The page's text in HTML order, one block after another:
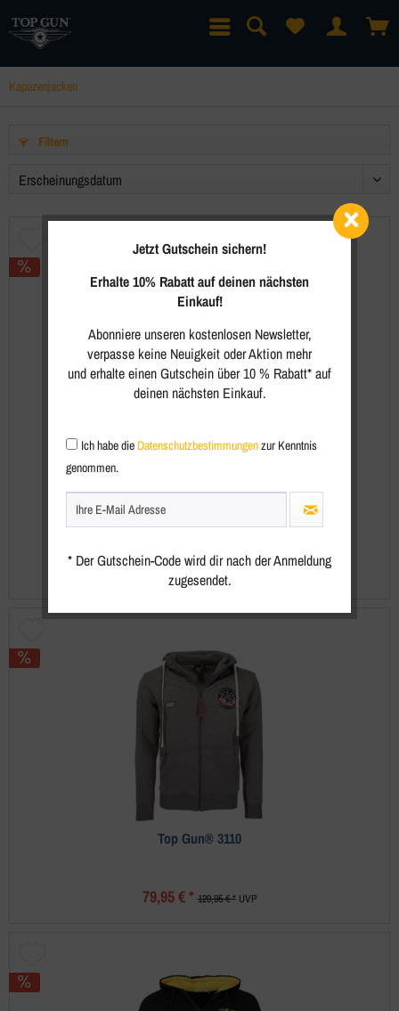
Kapuzenjacken
Filtern
Top Gun® 20213018
99,95 € *
Top Gun® 3110
79,95 € * 129,95 € *UVP
Jetzt Gutschein sichern!
Erhalte 10% Rabatt auf deinen nächsten
Einkauf!
Abonniere unseren kostenlosen Newsletter,
verpasse keine Neuigkeit oder Aktion mehr
und erhalte einen Gutschein über 10 % Rabatt* auf
deinen nächsten Einkauf.
Ich habe die Datenschutzbestimmungenzur Kenntnis
genommen.
* Der Gutschein-Code wird dir nach der Anmeldung
zugesendet.